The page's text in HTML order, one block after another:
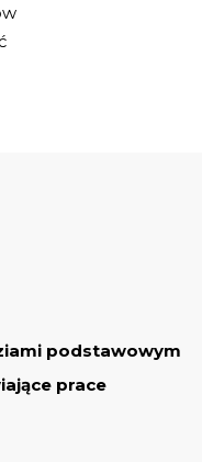
podstawowym
prace